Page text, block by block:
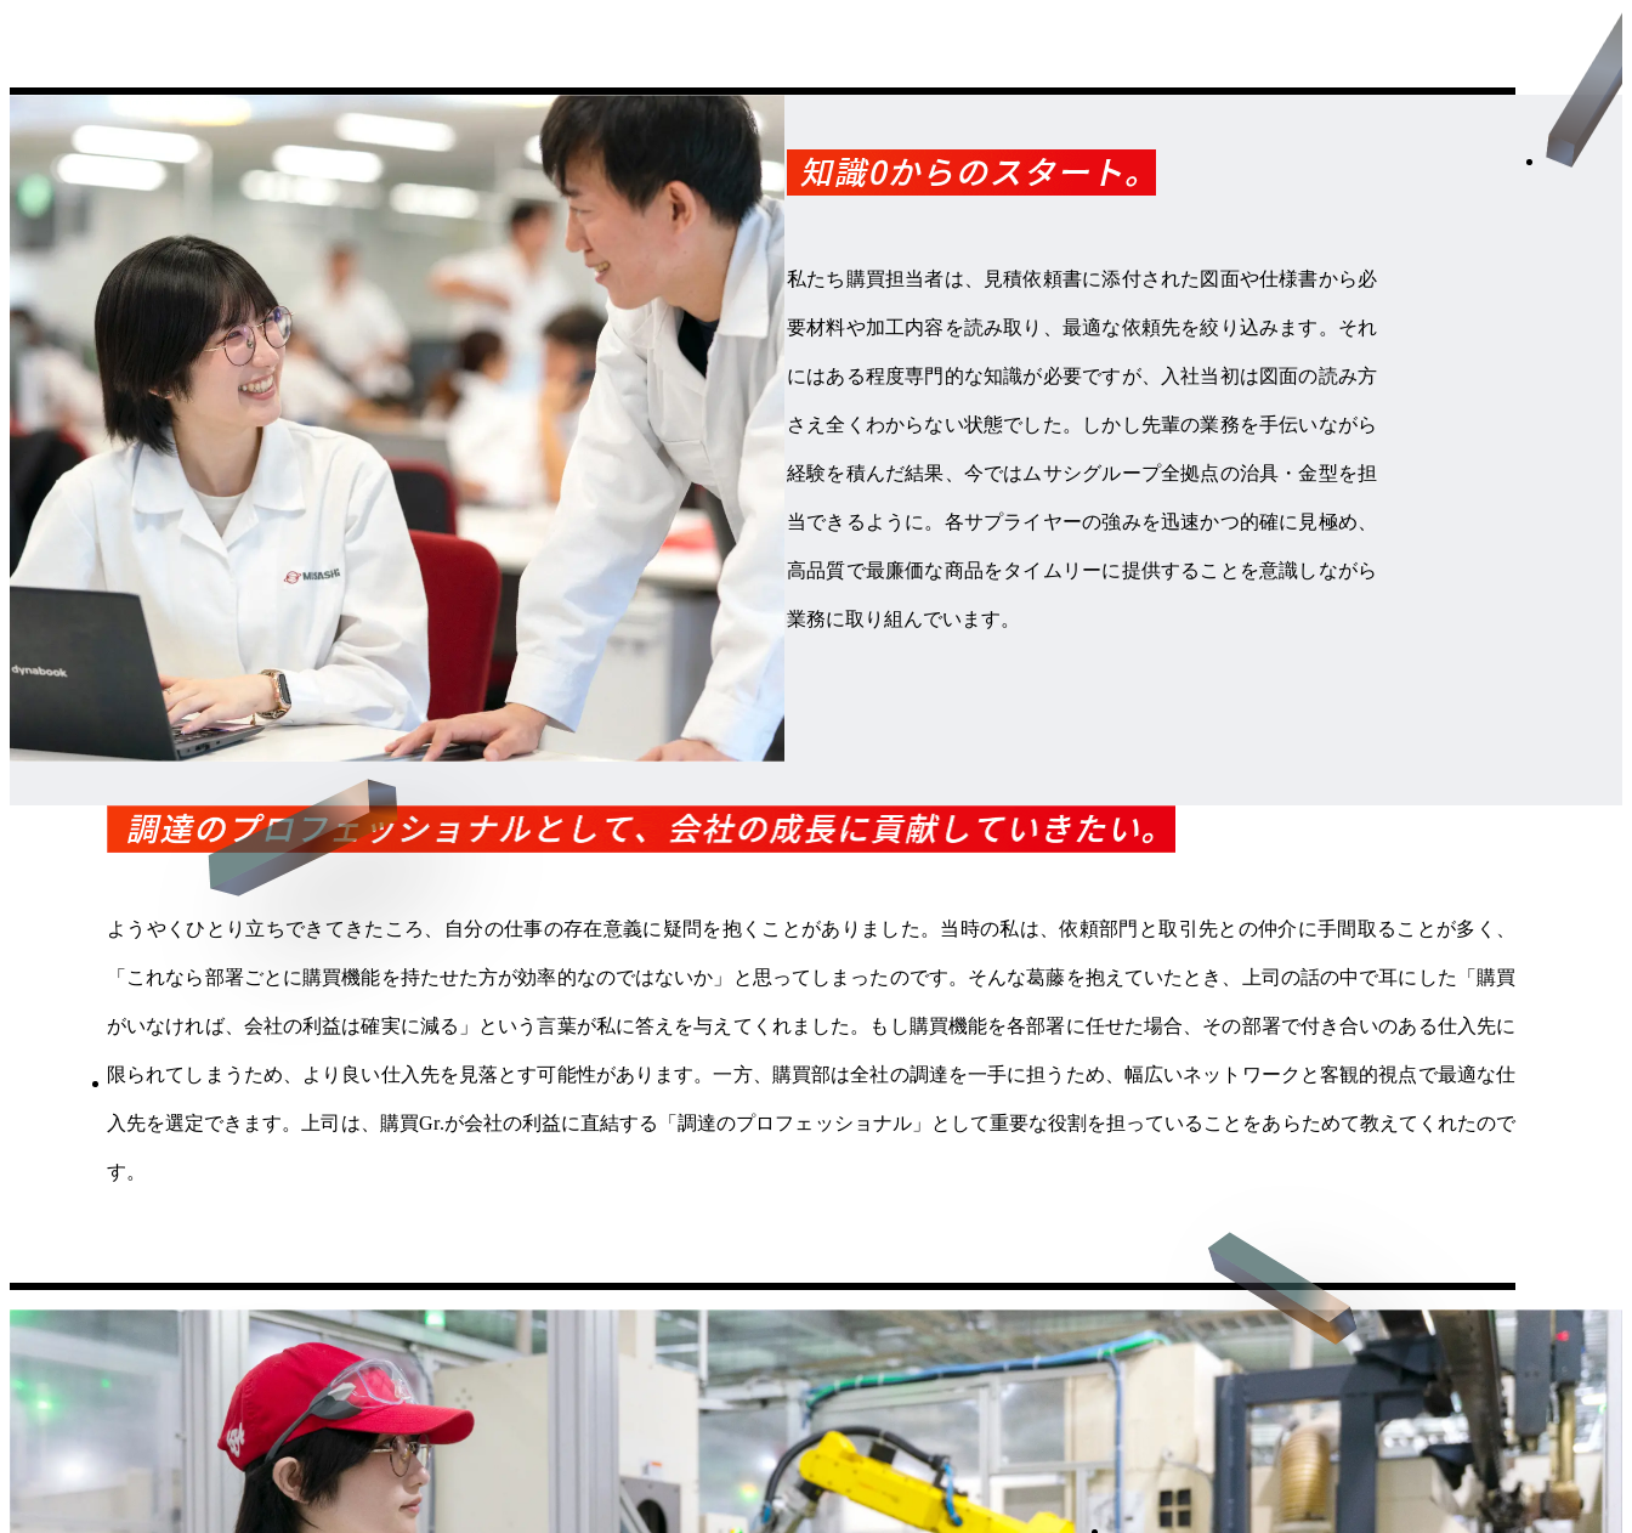
私たち購買担当者は、見積依頼書に添付された図面や仕様書から必
要材料や加工内容を読み取り、最適な依頼先を絞り込みます。それ
にはある程度専門的な知識が必要ですが、入社当初は図面の読み方
さえ全くわからない状態でした。しかし先輩の業務を手伝いながら
経験を積んだ結果、今ではムサシグループ全拠点の治具・金型を担
当できるように。各サプライヤーの強みを迅速かつ的確に見極め、
高品質で最廉価な商品をタイムリーに提供することを意識しながら
業務に取り組んでいます。
ようやくひとり立ちできてきたころ、自分の仕事の存在意義に疑問を抱くことがありました。当時の私は、依頼部門と取引先との仲介に手間取ることが多く、
「これなら部署ごとに購買機能を持たせた方が効率的なのではないか」と思ってしまったのです。そんな葛藤を抱えていたとき、上司の話の中で耳にした「購買
がいなければ、会社の利益は確実に減る」という言葉が私に答えを与えてくれました。もし購買機能を各部署に任せた場合、その部署で付き合いのある仕入先に
限られてしまうため、より良い仕入先を見落とす可能性があります。一方、購買部は全社の調達を一手に担うため、幅広いネットワークと客観的視点で最適な仕
入先を選定できます。上司は、購買Gr.が会社の利益に直結する「調達のプロフェッショナル」として重要な役割を担っていることをあらためて教えてくれたので
す。